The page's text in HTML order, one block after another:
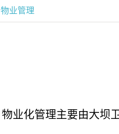
物业管理
物业化管理主要由大坝